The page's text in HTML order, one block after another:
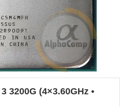
3200G (4×3.60GHz •